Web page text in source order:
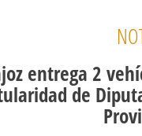
entrega 2
de